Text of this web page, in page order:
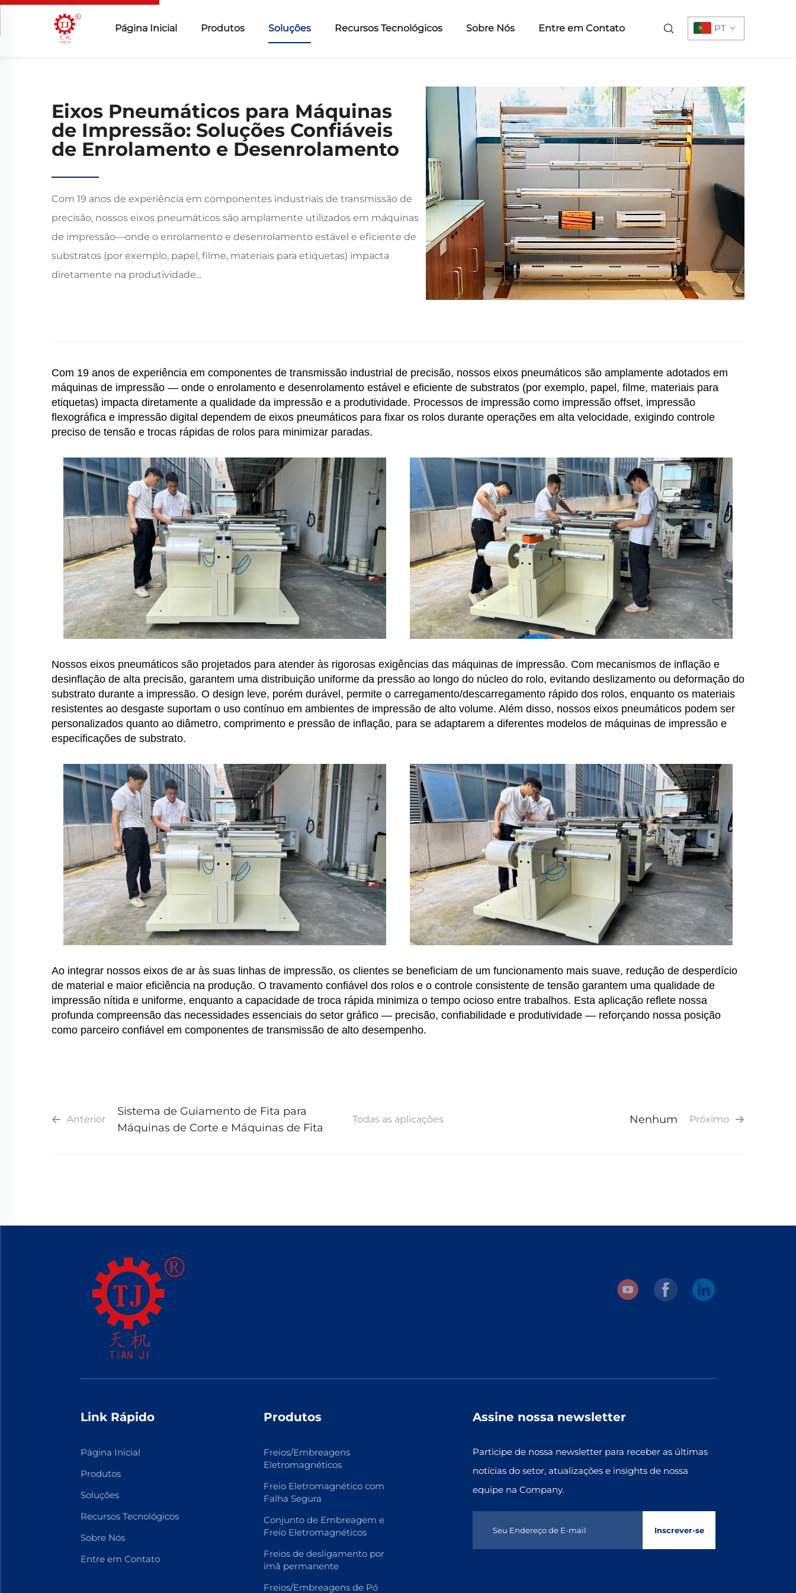
Página Inicial Produtos Soluções Recursos Tecnológicos Sobre Nós Entre em Contato PT
Eixos Pneumáticos para Máquinas
de Impressão: Soluções Confiáveis
de Enrolamento e Desenrolamento
Com 19 anos de experiência em componentes industriais de transmissão de
precisão, nossos eixos pneumáticos são amplamente utilizados em máquinas
de impressão—onde o enrolamento e desenrolamento estável e eficiente de
substratos (por exemplo, papel, filme, materiais para etiquetas) impacta
diretamente na produtividade...
Com 19 anos de experiência em componentes de transmissão industrial de precisão, nossos eixos pneumáticos são amplamente adotados em
máquinas de impressão — onde o enrolamento e desenrolamento estável e eficiente de substratos (por exemplo, papel, filme, materiais para
etiquetas) impacta diretamente a qualidade da impressão e a produtividade. Processos de impressão como impressão offset, impressão
flexográfica e impressão digital dependem de eixos pneumáticos para fixar os rolos durante operações em alta velocidade, exigindo controle
preciso de tensão e trocas rápidas de rolos para minimizar paradas.
Nossos eixos pneumáticos são projetados para atender às rigorosas exigências das máquinas de impressão. Com mecanismos de inflação e
desinflação de alta precisão, garantem uma distribuição uniforme da pressão ao longo do núcleo do rolo, evitando deslizamento ou deformação do
substrato durante a impressão. O design leve, porém durável, permite o carregamento/descarregamento rápido dos rolos, enquanto os materiais
resistentes ao desgaste suportam o uso contínuo em ambientes de impressão de alto volume. Além disso, nossos eixos pneumáticos podem ser
personalizados quanto ao diâmetro, comprimento e pressão de inflação, para se adaptarem a diferentes modelos de máquinas de impressão e
especificações de substrato.
Ao integrar nossos eixos de ar às suas linhas de impressão, os clientes se beneficiam de um funcionamento mais suave, redução de desperdício
de material e maior eficiência na produção. O travamento confiável dos rolos e o controle consistente de tensão garantem uma qualidade de
impressão nítida e uniforme, enquanto a capacidade de troca rápida minimiza o tempo ocioso entre trabalhos. Esta aplicação reflete nossa
profunda compreensão das necessidades essenciais do setor gráfico — precisão, confiabilidade e produtividade — reforçando nossa posição
como parceiro confiável em componentes de transmissão de alto desempenho.
Anterior
Sistema de Guiamento de Fita para
Máquinas de Corte e Máquinas de Fita
Todas as aplicações Próximo
Nenhum
Link Rápido
Página Inicial
Produtos
Soluções
Recursos Tecnológicos
Sobre Nós
Entre em Contato
Produtos
Freios/Embreagens
Eletromagnéticos
Freio Eletromagnético com
Falha Segura
Conjunto de Embreagem e
Freio Eletromagnéticos
Freios de desligamento por
ímã permanente
Freios/Embreagens de Pó
Assine nossa newsletter
Participe de nossa newsletter para receber as últimas
notícias do setor, atualizações e insights de nossa
equipe na Company.
Inscrever-se